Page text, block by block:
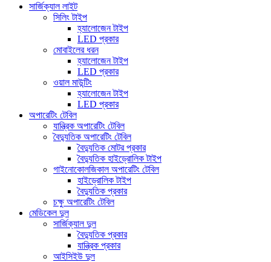
সার্জিক্যাল লাইট
সিলিং টাইপ
হ্যালোজেন টাইপ
LED প্রকার
মোবাইলের ধরন
হ্যালোজেন টাইপ
LED প্রকার
ওয়াল মাউন্টিং
হ্যালোজেন টাইপ
LED প্রকার
অপারেটিং টেবিল
যান্ত্রিক অপারেটিং টেবিল
বৈদ্যুতিক অপারেটিং টেবিল
বৈদ্যুতিক মোটর প্রকার
বৈদ্যুতিক হাইড্রোলিক টাইপ
গাইনোকোলজিকাল অপারেটিং টেবিল
হাইড্রোলিক টাইপ
বৈদ্যুতিক প্রকার
চক্ষু অপারেটিং টেবিল
মেডিকেল দুল
সার্জিক্যাল দুল
বৈদ্যুতিক প্রকার
যান্ত্রিক প্রকার
আইসিইউ দুল